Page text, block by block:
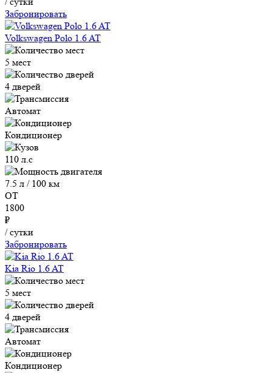
Забронировать
Volkswagen Polo 1.6 AT
5 мест
4 дверей
Автомат
Кондиционер
110 л.с
7.5 л / 100 км
ОТ
1800
₽
/ сутки
Забронировать
Kia Rio 1.6 AT
5 мест
4 дверей
Автомат
Кондиционер